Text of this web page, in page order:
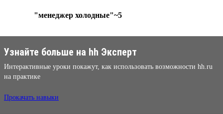
"менеджер холодные"~5
Узнайте больше на hh Эксперт
Интерактивные уроки покажут, как использовать возможности hh.ru
на практике
Прокачать навыки